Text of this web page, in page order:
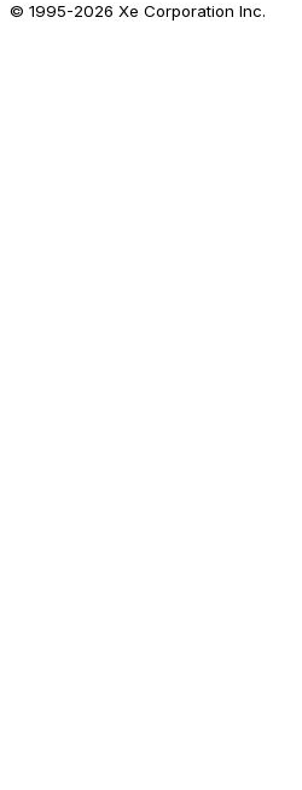
© 1995-2026 Xe Corporation Inc.